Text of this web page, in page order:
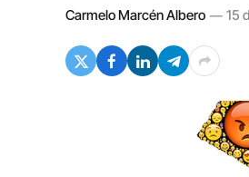
Carmelo Marcén Albero 15